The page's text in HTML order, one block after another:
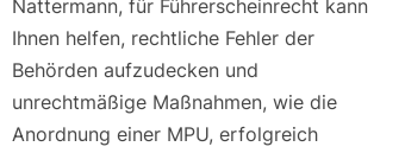
Nattermann, für Führerscheinrecht kann
Ihnen helfen, rechtliche Fehler der
Behörden aufzudecken und
unrechtmäßige Maßnahmen, wie die
Anordnung einer MPU, erfolgreich